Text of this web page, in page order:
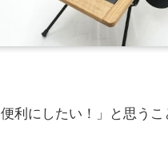
利にしたい！」と思うこ